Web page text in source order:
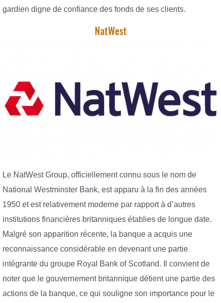
gardien digne de confiance des fonds de ses clients.
NatWest
Le NatWest Group, officiellement connu sous le nom de
National Westminster Bank, est apparu à la fin des années
1950 et est relativement moderne par rapport à d’autres
institutions financières britanniques établies de longue date.
Malgré son apparition récente, la banque a acquis une
reconnaissance considérable en devenant une partie
intégrante du groupe Royal Bank of Scotland. Il convient de
noter que le gouvernement britannique détient une partie des
actions de la banque, ce qui souligne son importance pour le